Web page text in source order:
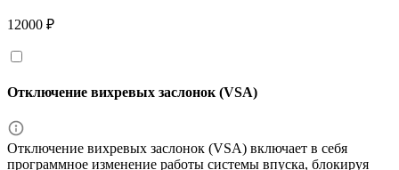
12000 ₽
Отключение вихревых заслонок (VSA)
Отключение вихревых заслонок (VSA) включает в себя
программное изменение работы системы впуска, блокируя